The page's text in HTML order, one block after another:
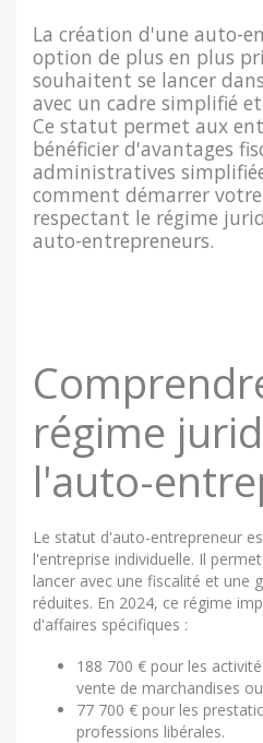
La création d'une auto-
option de plus en plus
souhaitent se lancer
avec un cadre simplifié
Ce statut permet aux
bénéficier d'avantages
administratives
comment démarrer
respectant le régime
auto-entrepreneurs.
régime
l'auto-
Le statut d'auto-entrepreneur
l'entreprise individuelle. Il
lancer avec une fiscalité et une
réduites. En 2024, ce régime
d'affaires spécifiques :
188 700 € pour les
vente de marchandises
77 700 € pour les
professions libérales.